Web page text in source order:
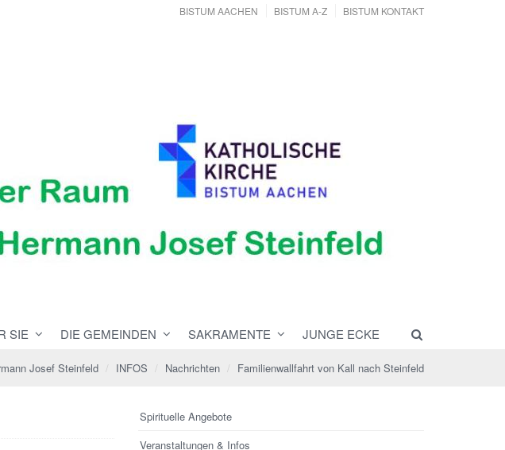
BISTUM AACHEN BISTUM A-Z BISTUM KONTAKT
SIE DIE GEMEINDEN SAKRAMENTE JUNGE ECKE
Josef Steinfeld INFOS Nachrichten Familienwallfahrt von Kall nach Steinfeld
Spirituelle Angebote
Veranstaltungen & Infos